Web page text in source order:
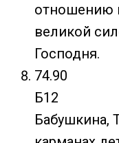
отношению
великой
Господня.
74.90
Б12
Бабушкина,